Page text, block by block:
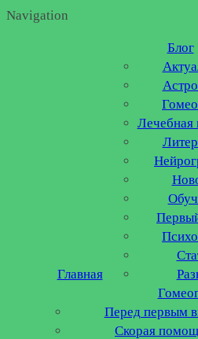
Navigation
Главная
Блог
Лечебная
Перед первым
Скорая